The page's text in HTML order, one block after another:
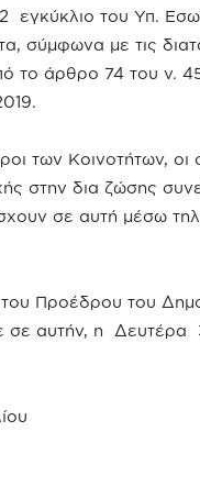
του Υπ.
σύμφωνα με τις
το άρθρο 74 του ν.
των Κοινοτήτων, οι
στην δια ζώσης
σε αυτή μέσω
Προέδρου του
σε αυτήν, η Δευτέρα